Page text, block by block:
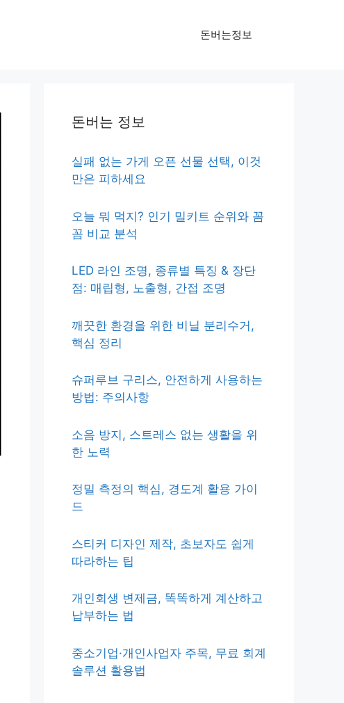
돈버는정보
돈버는 정보
실패 없는 가게 오픈 선물 선택, 이것
만은 피하세요
오늘 뭐 먹지? 인기 밀키트 순위와 꼼
꼼 비교 분석
LED 라인 조명, 종류별 특징 & 장단
점: 매립형, 노출형, 간접 조명
깨끗한 환경을 위한 비닐 분리수거,
핵심 정리
슈퍼루브 구리스, 안전하게 사용하는
방법: 주의사항
소음 방지, 스트레스 없는 생활을 위
한 노력
정밀 측정의 핵심, 경도계 활용 가이
드
스티커 디자인 제작, 초보자도 쉽게
따라하는 팁
개인회생 변제금, 똑똑하게 계산하고
납부하는 법
중소기업·개인사업자 주목, 무료 회계
솔루션 활용법